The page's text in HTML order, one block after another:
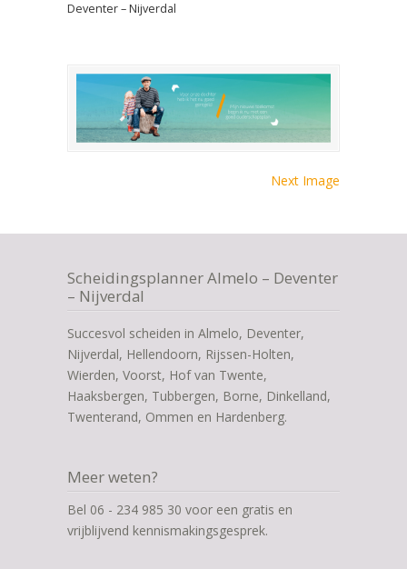
Deventer – Nijverdal
Next Image
Scheidingsplanner Almelo – Deventer
– Nijverdal
Succesvol scheiden in Almelo, Deventer,
Nijverdal, Hellendoorn, Rijssen-Holten,
Wierden, Voorst, Hof van Twente,
Haaksbergen, Tubbergen, Borne, Dinkelland,
Twenterand, Ommen en Hardenberg.
Meer weten?
Bel 06 - 234 985 30 voor een gratis en
vrijblijvend kennismakingsgesprek.